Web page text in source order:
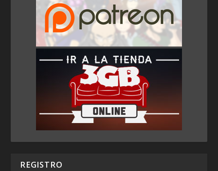
REGISTRO